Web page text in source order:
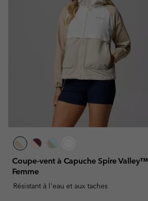
Coupe-vent à Capuche Spire Valley™
Femme
Résistant à l'eau et aux taches